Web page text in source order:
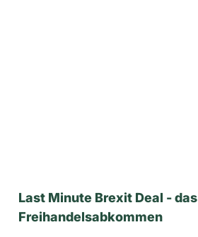
Last Minute Brexit Deal - das
Freihandelsabkommen